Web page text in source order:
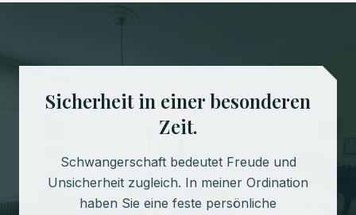
Sicherheit in einer besonderen
Zeit.
Schwangerschaft bedeutet Freude und
Unsicherheit zugleich. In meiner Ordination
haben Sie eine feste persönliche